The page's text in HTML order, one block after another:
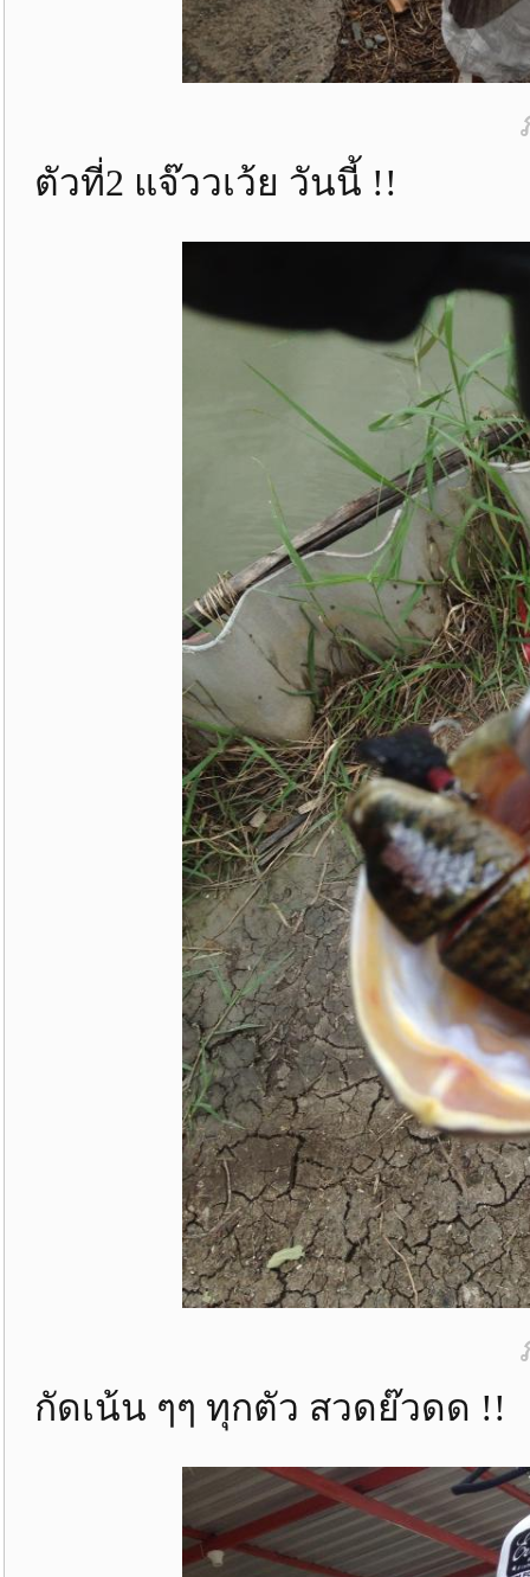
ตัวที่2 แจ๊ววเว้ย วันนี้ !!
กัดเน้น ๆๆ ทุกตัว สวดย๊วดด !!